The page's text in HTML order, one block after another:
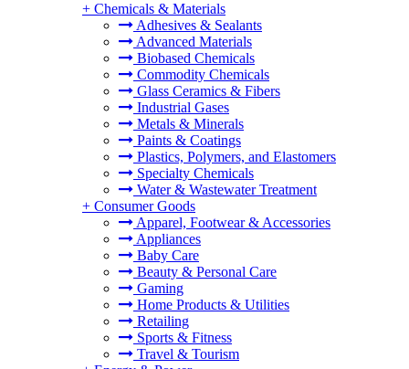
+ Chemicals & Materials
Adhesives & Sealants
Advanced Materials
Biobased Chemicals
Commodity Chemicals
Glass Ceramics & Fibers
Industrial Gases
Metals & Minerals
Paints & Coatings
Plastics, Polymers, and Elastomers
Specialty Chemicals
Water & Wastewater Treatment
+ Consumer Goods
Apparel, Footwear & Accessories
Appliances
Baby Care
Beauty & Personal Care
Gaming
Home Products & Utilities
Retailing
Sports & Fitness
Travel & Tourism